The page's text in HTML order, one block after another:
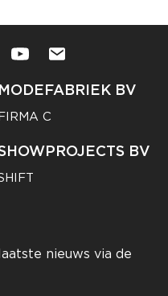
MODEFABRIEK BV
C
BV
nieuws via de